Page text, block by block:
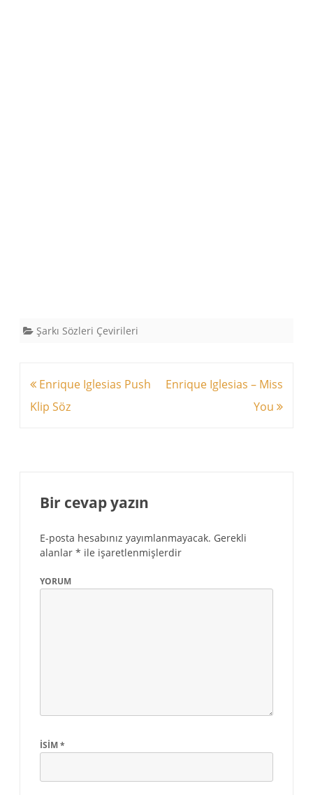
Şarkı Sözleri Çevirileri
Yazı
dolaşımı
Enrique Iglesias Push
Klip Söz
Enrique Iglesias – Miss
You
Bir cevap yazın
E-posta hesabınız yayımlanmayacak. Gerekli
alanlar * ile işaretlenmişlerdir
YORUM
İSIM*